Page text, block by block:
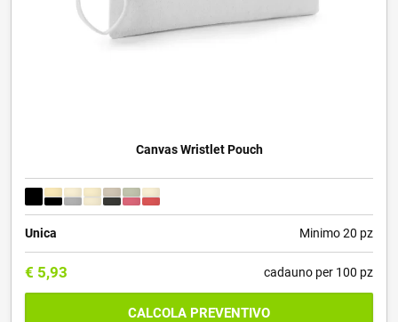
Canvas Wristlet Pouch
Unica Minimo 20 pz
€ 5,93 cadauno per 100 pz
CALCOLA PREVENTIVO